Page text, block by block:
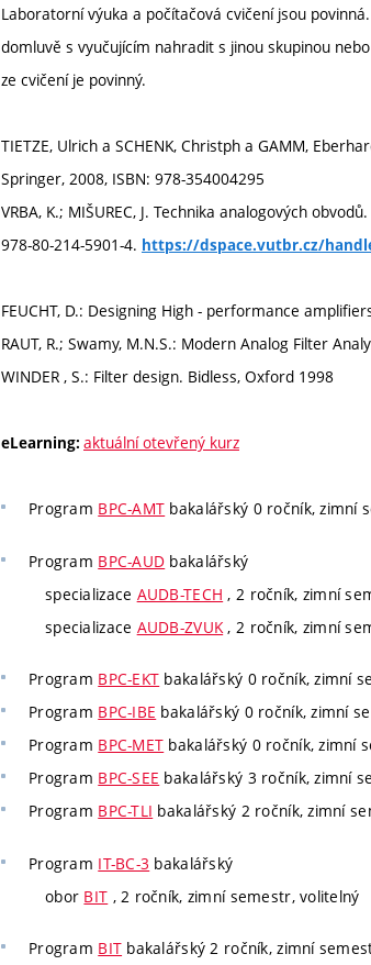
Laboratorní výuka a počítačová cvičení jsou
domluvě s vyučujícím nahradit s jinou skupinou
ze cvičení je povinný.
TIETZE, Ulrich a SCHENK, Christph a GAMM,
Springer, 2008, ISBN: 978-354004295
VRBA, K.; MIŠUREC, J. Technika analogových
978-80-214-5901-4. https://dspace.vutbr.cz/
FEUCHT, D.: Designing High - performance
RAUT, R.; Swamy, M.N.S.: Modern Analog Filter
WINDER , S.: Filter design. Bidless, Oxford 1998
eLearning: aktuální otevřený kurz
Program BPC-AMT bakalářský 0 ročník, zimní
Program BPC-AUD bakalářský
specializace AUDB-TECH , 2 ročník, zimní
specializace AUDB-ZVUK , 2 ročník, zimní
Program BPC-EKT bakalářský 0 ročník, zimní
Program BPC-IBE bakalářský 0 ročník, zimní
Program BPC-MET bakalářský 0 ročník, zimní
Program BPC-SEE bakalářský 3 ročník, zimní
Program BPC-TLI bakalářský 2 ročník, zimní
Program IT-BC-3 bakalářský
obor BIT , 2 ročník, zimní semestr, volitelný
Program BIT bakalářský 2 ročník, zimní